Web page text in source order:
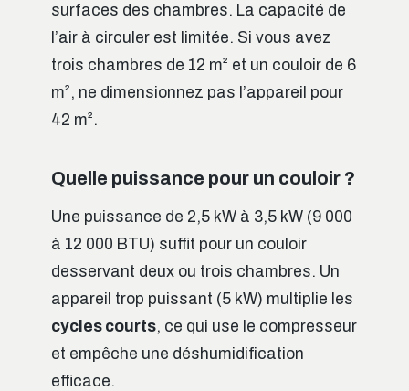
surfaces des chambres. La capacité de
l’air à circuler est limitée. Si vous avez
trois chambres de 12 m² et un couloir de 6
m², ne dimensionnez pas l’appareil pour
42 m².
Quelle puissance pour un couloir ?
Une puissance de 2,5 kW à 3,5 kW (9 000
à 12 000 BTU) suffit pour un couloir
desservant deux ou trois chambres. Un
appareil trop puissant (5 kW) multiplie les
cycles courts, ce qui use le compresseur
et empêche une déshumidification
efficace.